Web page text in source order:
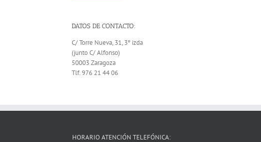
DATOS DE CONTACTO:
C/ Torre Nueva, 31, 3º izda
(junto C/ Alfonso)
50003 Zaragoza
Tlf. 976 21 44 06
HORARIO ATENCIÓN TELEFÓNICA: